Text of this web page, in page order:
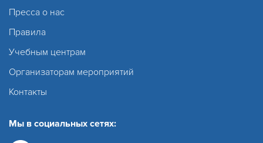
Пресса о нас
Правила
Учебным центрам
Организаторам мероприятий
Контакты
Мы в социальных сетях: